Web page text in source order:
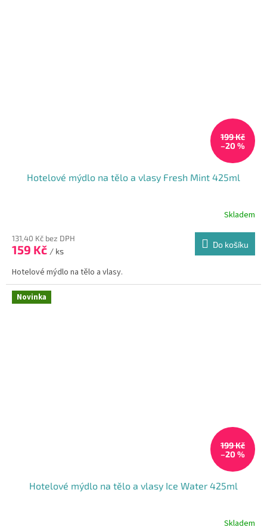
199 Kč
–20 %
Hotelové mýdlo na tělo a vlasy Fresh Mint 425ml
Skladem
131,40 Kč bez DPH
159 Kč / ks
Do košíku
Hotelové mýdlo na tělo a vlasy.
Novinka
199 Kč
–20 %
Hotelové mýdlo na tělo a vlasy Ice Water 425ml
Skladem